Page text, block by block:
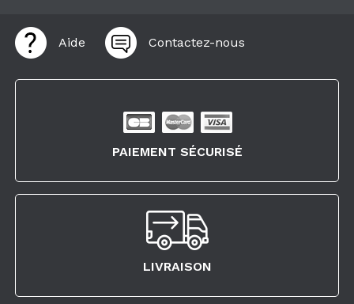
Aide Contactez-nous
PAIEMENT SÉCURISÉ
LIVRAISON